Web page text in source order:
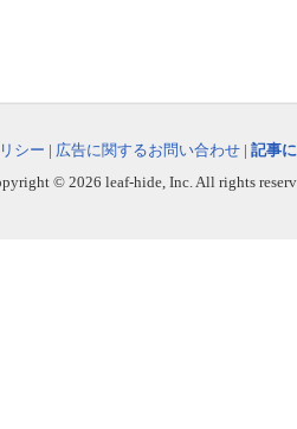
シー | 広告に関するお問い合わせ | 記事
© 2026 leaf-hide, Inc. All rights